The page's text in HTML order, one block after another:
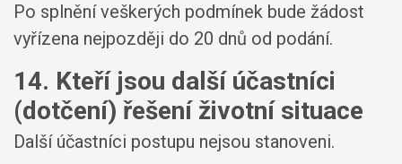
Po splnění veškerých podmínek bude žádost
vyřízena nejpozději do 20 dnů od podání.
14. Kteří jsou další účastníci
(dotčení) řešení životní situace
Další účastníci postupu nejsou stanoveni.